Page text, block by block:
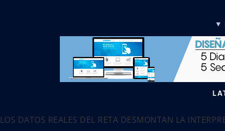
▼
LOS DATOS REALES DEL RETA DESMONTAN LA